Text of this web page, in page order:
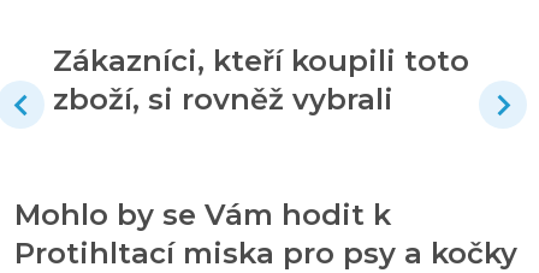
Zákazníci, kteří koupili toto
zboží, si rovněž vybrali
Mohlo by se Vám hodit k
Protihltací miska pro psy a kočky